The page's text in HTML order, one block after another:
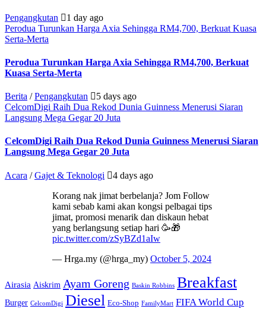
Pengangkutan
1 day ago
Perodua Turunkan Harga Axia Sehingga RM4,700, Berkuat Kuasa
Serta-Merta
Perodua Turunkan Harga Axia Sehingga RM4,700, Berkuat
Kuasa Serta-Merta
Berita /Pengangkutan
5 days ago
CelcomDigi Raih Dua Rekod Dunia Guinness Menerusi Siaran
Langsung Mega Gegar 20 Juta
CelcomDigi Raih Dua Rekod Dunia Guinness Menerusi Siaran
Langsung Mega Gegar 20 Juta
Acara /Gajet & Teknologi
4 days ago
Korang nak jimat berbelanja? Jom Follow
kami sebab kami akan kongsi pelbagai tips
jimat, promosi menarik dan diskaun hebat
yang berlangsung setiap hari 🥳🎁
pic.twitter.com/zSyBZd1aIw
— Hrga.my (@hrga_my) October 5, 2024
Airasia Aiskrim Ayam Goreng Baskin Robbins Breakfast
Burger CelcomDigi Diesel Eco-Shop FamilyMart FIFA World Cup